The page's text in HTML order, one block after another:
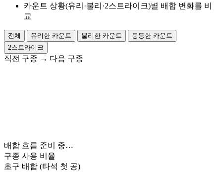
카운트 상황(유리·불리·2스트라이크)별 배합 변화를 비
교
전체 유리한 카운트 불리한 카운트
동등한 카운트
2스트라이크
직전 구종 → 다음 구종
배합 흐름 준비 중…
구종 사용 비율
초구 배합 (타석 첫 공)